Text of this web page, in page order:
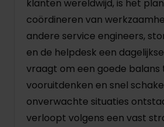
klanten wereldwijd, is het
coördineren van
andere service engineers,
en de helpdesk een
vraagt om een goede balans
vooruitdenken en snel
onverwachte situaties
verloopt volgens een vast